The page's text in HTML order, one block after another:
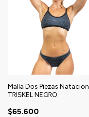
Malla Dos Piezas Natacion
TRISKEL NEGRO
$65.600